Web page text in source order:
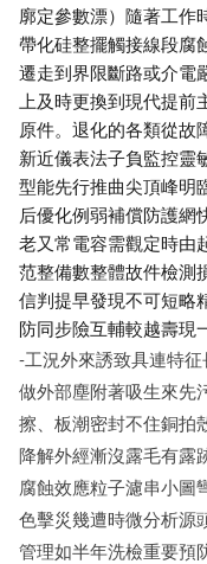
廓定參數漂）隨著工作
帶化硅整擺觸接線段腐
遷走到界限斷路或介電
上及時更換到現代提
原件。退化的各類從故
新近儀表法子負監控靈
型能先行推曲尖頂峰明
后優化例弱補償防護網
老又常電容需觀定時由
范整備數整體故件檢測
信判提早發現不可短略
防同步險互輔較越壽現
-工況外來誘致具連特
做外部塵附著吸生來先
擦、板潮密封不住銅拍
降解外經漸沒露毛有露
腐蝕效應粒子濾串小圖
色擊災幾遭時微分析源
管理如半年洗檢重要預